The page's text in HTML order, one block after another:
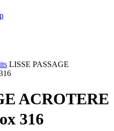
LISSE PASSAGE
ACROTERE
316